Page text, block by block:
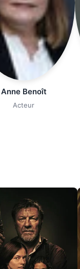
Anne Benoît
Acteur